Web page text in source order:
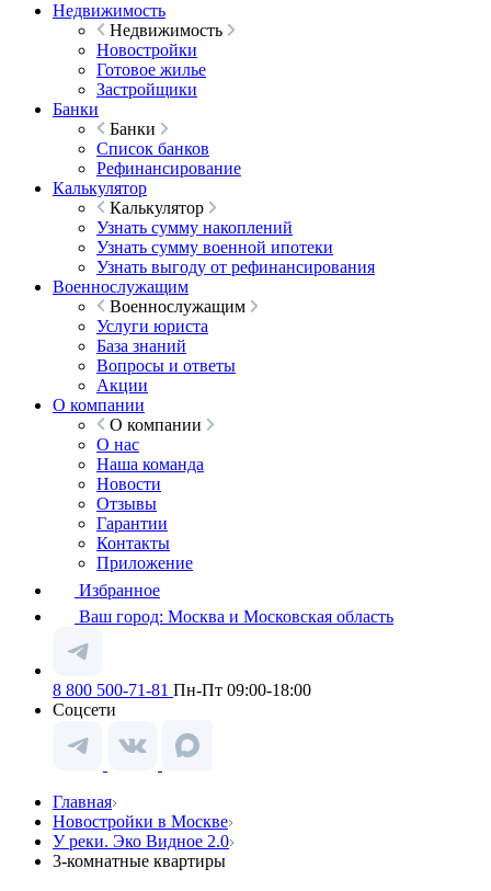
Недвижимость
Недвижимость
Новостройки
Готовое жилье
Застройщики
Банки
Банки
Список банков
Рефинансирование
Калькулятор
Калькулятор
Узнать сумму накоплений
Узнать сумму военной ипотеки
Узнать выгоду от рефинансирования
Военнослужащим
Военнослужащим
Услуги юриста
База знаний
Вопросы и ответы
Акции
О компании
О компании
О нас
Наша команда
Новости
Отзывы
Гарантии
Контакты
Приложение
Избранное
Ваш город: Москва и Московская область
8 800 500-71-81 Пн-Пт 09:00-18:00
Соцсети
Главная
Новостройки в Москве
У реки. Эко Видное 2.0
3-комнатные квартиры